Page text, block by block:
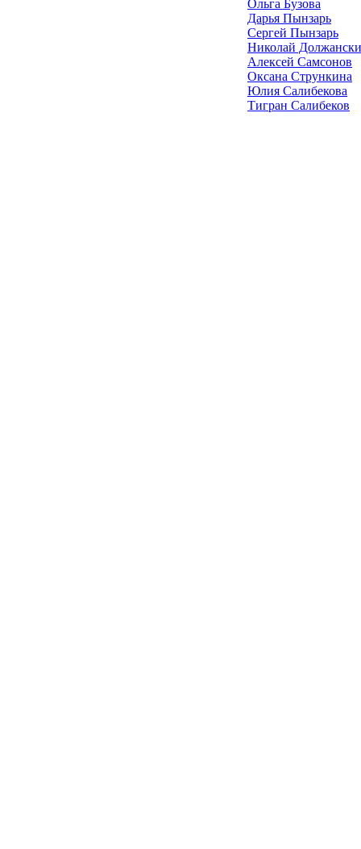
Ольга Бузова
Дарья Пынзарь
Сергей Пынзарь
Николай
Алексей Самсонов
Оксана Стрункина
Юлия Салибекова
Тигран Салибеков